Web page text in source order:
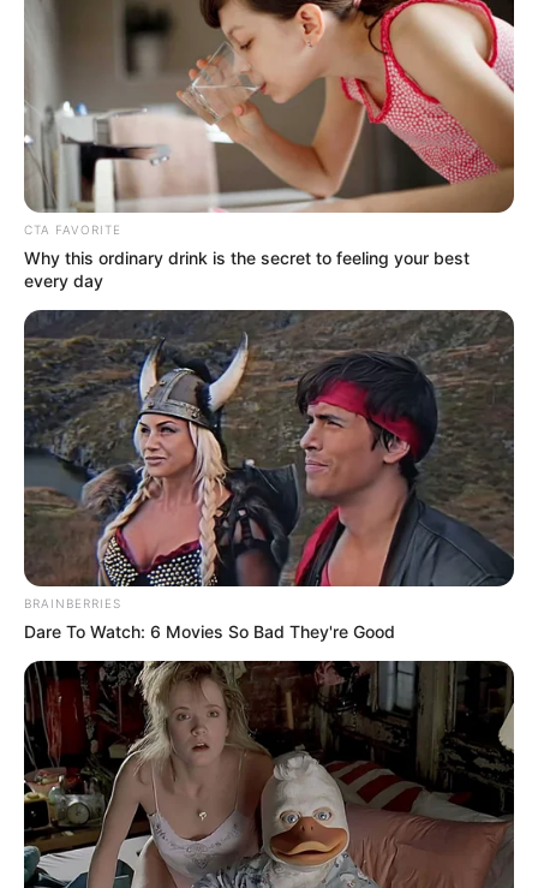
INFRACCIONES DE
TRÁNSITO
Ni siquiera Instagram lo
quiere: le pusieron
restricciones en redes al
tipo del Spark azul
Le salió competencia al
Spark azul: camioneta
invadió separador y debe
más de $3,6 millones en
multas
INFRACCIÓN
[Video] Reaparece el tipo
del carro azul en Bogotá:
peatonal y retó a Galán
MULTAS DE TRÁNSITO
Conductor de carro que
intentó treparse a un
puente peatonal tiene
alrededor de $50 millones
en multas por
chambonadas de tránsito
CTA FAVORITE
Why this ordinary drink is the secret to feeling your best
every day
BRAINBERRIES
Dare To Watch: 6 Movies So Bad They're Good